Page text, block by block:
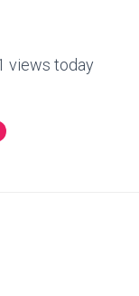
views today